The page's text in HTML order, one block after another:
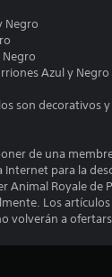
Negro
Azul y Negro
son decorativos
de una
Internet para la
Animal Royale de
Los
volverán a